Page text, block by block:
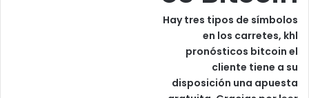
Hay tres tipos de símbolos
en los carretes, khl
pronósticos bitcoin el
cliente tiene a su
disposición una apuesta